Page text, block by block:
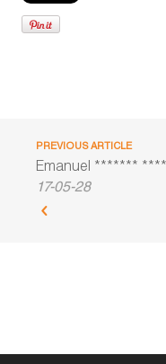
PREVIOUS ARTICLE
Emanuel ******* ****
17-05-28